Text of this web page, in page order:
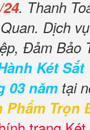
. Thanh
Dịch
Đảm Bảo
Két Sắt
03 năm tại
Phẩm Trọn